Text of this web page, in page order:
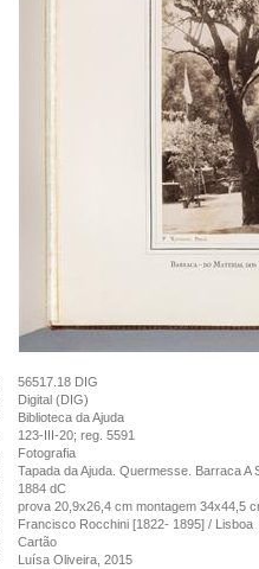
56517.18 DIG
Digital (DIG)
Biblioteca da Ajuda
123-III-20; reg. 5591
Fotografia
Tapada da Ajuda. Quermesse. Barraca
1884 dC
prova 20,9x26,4 cm montagem 34x44,5
Francisco Rocchini [1822- 1895] / Lisboa
Cartão
Luísa Oliveira, 2015